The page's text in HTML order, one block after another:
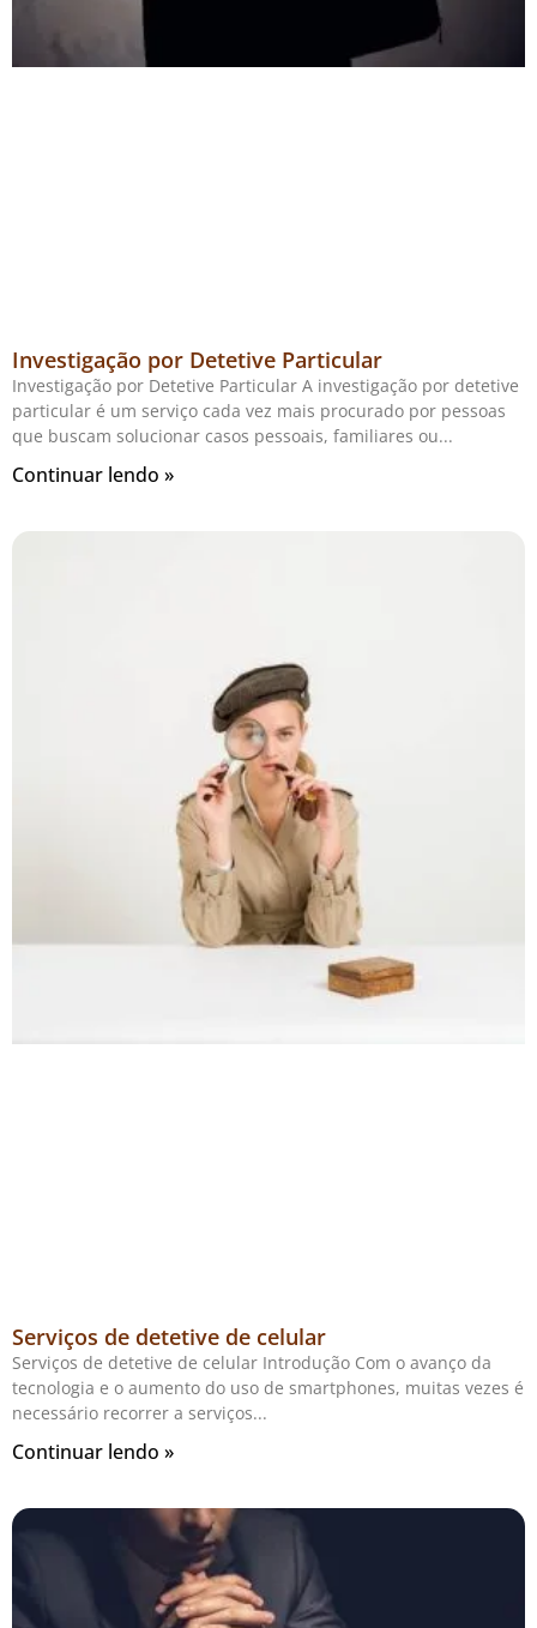
Investigação por Detetive Particular
Investigação por Detetive Particular A investigação por detetive
particular é um serviço cada vez mais procurado por pessoas
que buscam solucionar casos pessoais, familiares ou
Continuar lendo »
Serviços de detetive de celular
Serviços de detetive de celular Introdução Com o avanço da
tecnologia e o aumento do uso de smartphones, muitas vezes é
necessário recorrer a serviços
Continuar lendo »